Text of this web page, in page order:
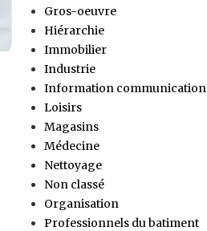
Gros-oeuvre
Hiérarchie
Immobilier
Industrie
Information communication
Loisirs
Magasins
Médecine
Nettoyage
Non classé
Organisation
Professionnels du batiment